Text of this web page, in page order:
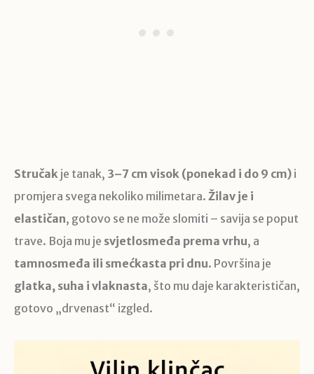
Stručak je tanak, 3–7 cm visok (ponekad i do 9 cm) i
promjera svega nekoliko milimetara. Žilav je i
elastičan, gotovo se ne može slomiti – savija se poput
trave. Boja mu je svjetlosmeđa prema vrhu, a
tamnosmeđa ili smećkasta pri dnu. Površina je
glatka, suha i vlaknasta, što mu daje karakterističan,
gotovo „drvenast“ izgled.